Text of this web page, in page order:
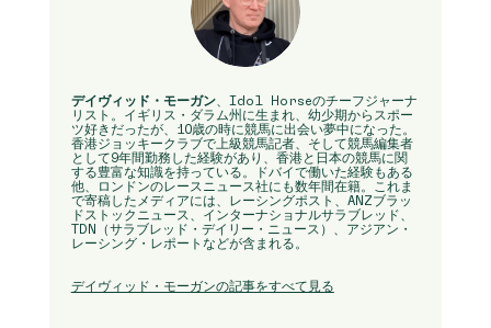
デイヴィッド・モーガン、Idol Horseのチーフジャーナ
リスト。イギリス・ダラム州に生まれ、幼少期からスポー
ツ好きだったが、10歳の時に競馬に出会い夢中になった。
香港ジョッキークラブで上級競馬記者、そして競馬編集者
として9年間勤務した経験があり、香港と日本の競馬に関
する豊富な知識を持っている。ドバイで働いた経験もある
他、ロンドンのレースニュース社にも数年間在籍。これま
で寄稿したメディアには、レーシングポスト、ANZブラッ
ドストックニュース、インターナショナルサラブレッド、
TDN（サラブレッド・デイリー・ニュース）、アジアン・
レーシング・レポートなどが含まれる。
デイヴィッド・モーガンの記事をすべて見る